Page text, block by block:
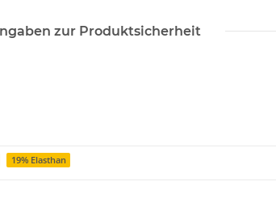
zur Produktsicherheit
19% Elasthan